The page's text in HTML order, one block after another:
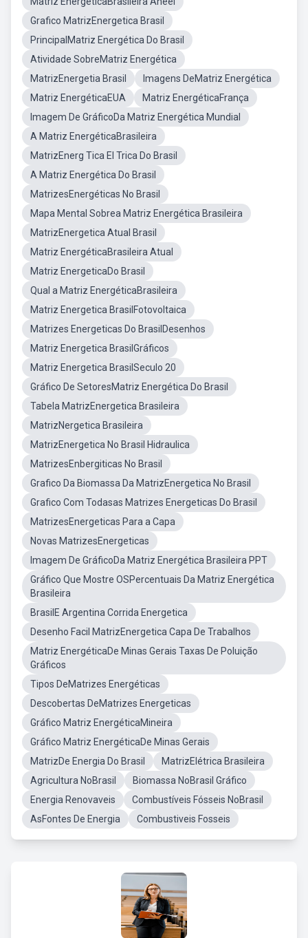
Grafico MatrizEnergetica Brasil
PrincipalMatriz Energética Do Brasil
Atividade SobreMatriz Energética
MatrizEnergetia Brasil
Imagens DeMatriz Energética
Matriz EnergéticaEUA
Matriz EnergéticaFrança
Imagem De GráficoDa Matriz Energética Mundial
A Matriz EnergéticaBrasileira
MatrizEnerg Tica El Trica Do Brasil
A Matriz Energética Do Brasil
MatrizesEnergéticas No Brasil
Mapa Mental Sobrea Matriz Energética Brasileira
MatrizEnergetica Atual Brasil
Matriz EnergéticaBrasileira Atual
Matriz EnergeticaDo Brasil
Qual a Matriz EnergéticaBrasileira
Matriz Energetica BrasilFotovoltaica
Matrizes Energeticas Do BrasilDesenhos
Matriz Energetica BrasilGráficos
Matriz Energetica BrasilSeculo 20
Gráfico De SetoresMatriz Energética Do Brasil
Tabela MatrizEnergetica Brasileira
MatrizNergetica Brasileira
MatrizEnergetica No Brasil Hidraulica
MatrizesEnbergiticas No Brasil
Grafico Da Biomassa Da MatrizEnergetica No Brasil
Grafico Com Todasas Matrizes Energeticas Do Brasil
MatrizesEnergeticas Para a Capa
Novas MatrizesEnergeticas
Imagem De GráficoDa Matriz Energética Brasileira PPT
Gráfico Que Mostre OSPercentuais Da Matriz Energética
Brasileira
BrasilE Argentina Corrida Energetica
Desenho Facil MatrizEnergetica Capa De Trabalhos
Matriz EnergéticaDe Minas Gerais Taxas De Poluição
Gráficos
Tipos DeMatrizes Energéticas
Descobertas DeMatrizes Energeticas
Gráfico Matriz EnergéticaMineira
Gráfico Matriz EnergéticaDe Minas Gerais
MatrizDe Energia Do Brasil
MatrizElétrica Brasileira
Agricultura NoBrasil
Biomassa NoBrasil Gráfico
Energia Renovaveis
Combustíveis Fósseis NoBrasil
AsFontes De Energia
Combustiveis Fosseis